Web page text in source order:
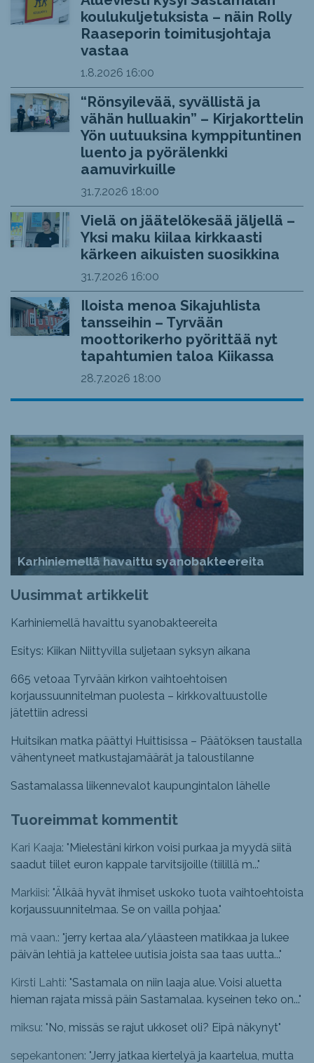
koulukuljetuksista – näin Rolly
Raaseporin toimitusjohtaja
vastaa
1.8.2026 16:00
“Rönsyilevää, syvällistä ja
vähän hulluakin” – Kirjakorttelin
Yön uutuuksina kymppituntinen
luento ja pyörälenkki
aamuvirkuille
31.7.2026 18:00
Vielä on jäätelökesää jäljellä –
Yksi maku kiilaa kirkkaasti
kärkeen aikuisten suosikkina
31.7.2026 16:00
Iloista menoa Sikajuhlista
tansseihin – Tyrvään
moottorikerho pyörittää nyt
tapahtumien taloa Kiikassa
28.7.2026 18:00
Karhiniemellä havaittu syanobakteereita
Uusimmat artikkelit
Karhiniemellä havaittu syanobakteereita
Esitys: Kiikan Niittyvilla suljetaan syksyn aikana
665 vetoaa Tyrvään kirkon vaihtoehtoisen
korjaussuunnitelman puolesta – kirkkovaltuustolle
jätettiin adressi
Huitsikan matka päättyi Huittisissa – Päätöksen taustalla
vähentyneet matkustajamäärät ja taloustilanne
Sastamalassa liikennevalot kaupungintalon lähelle
Tuoreimmat kommentit
Kari Kaaja: "Mielestäni kirkon voisi purkaa ja myydä siitä
saadut tiilet euron kappale tarvitsijoille (tiilillä m..."
Markiisi: "Älkää hyvät ihmiset uskoko tuota vaihtoehtoista
korjaussuunnitelmaa. Se on vailla pohjaa."
mä vaan.: "jerry kertaa ala/yläasteen matikkaa ja lukee
päivän lehtiä ja kattelee uutisia joista saa taas uutta..."
Kirsti Lahti: "Sastamala on niin laaja alue. Voisi aluetta
hieman rajata missä päin Sastamalaa. kyseinen teko on..."
miksu: "No, missäs se rajut ukkoset oli? Eipä näkynyt"
sepekantonen: "Jerry jatkaa kiertelyä ja kaartelua, mutta